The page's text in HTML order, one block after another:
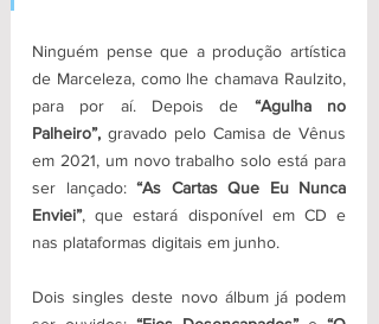
Ninguém pense que a produção artística
de Marceleza, como lhe chamava Raulzito,
para por aí. Depois de “Agulha no
Palheiro”, gravado pelo Camisa de Vênus
em 2021, um novo trabalho solo está para
ser lançado: “As Cartas Que Eu Nunca
Enviei”, que estará disponível em CD e
nas plataformas digitais em junho.
Dois singles deste novo álbum já podem